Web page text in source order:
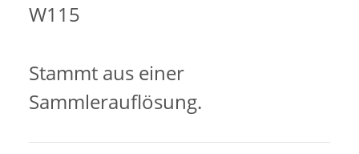
W115
Stammt aus einer
Sammlerauflösung.